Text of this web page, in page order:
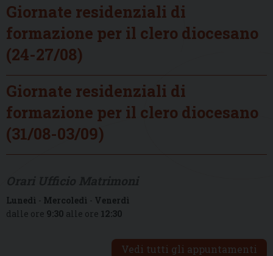
Giornate residenziali di
formazione per il clero diocesano
(24-27/08)
Giornate residenziali di
formazione per il clero diocesano
(31/08-03/09)
Lunedì - Mercoledì - Venerdì
dalle ore 9:30 alle ore 12:30
Vedi tutti gli appuntamenti